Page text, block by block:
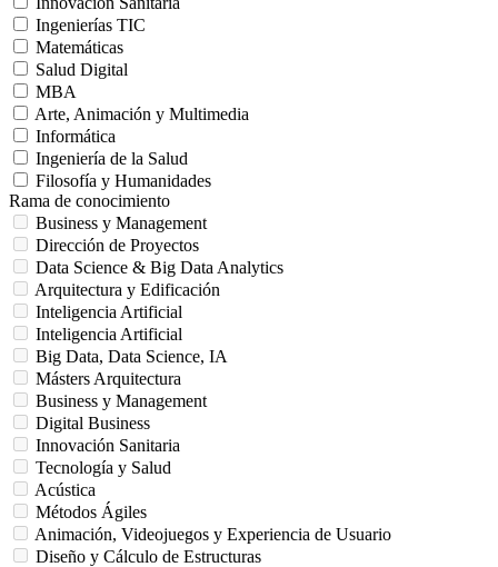
Ingenierías TIC
Matemáticas
Salud Digital
MBA
Arte, Animación y Multimedia
Informática
Ingeniería de la Salud
Filosofía y Humanidades
Rama de conocimiento
Business y Management
Dirección de Proyectos
Data Science & Big Data Analytics
Arquitectura y Edificación
Inteligencia Artificial
Inteligencia Artificial
Big Data, Data Science, IA
Másters Arquitectura
Business y Management
Digital Business
Innovación Sanitaria
Tecnología y Salud
Acústica
Métodos Ágiles
Animación, Videojuegos y Experiencia de Usuario
Diseño y Cálculo de Estructuras